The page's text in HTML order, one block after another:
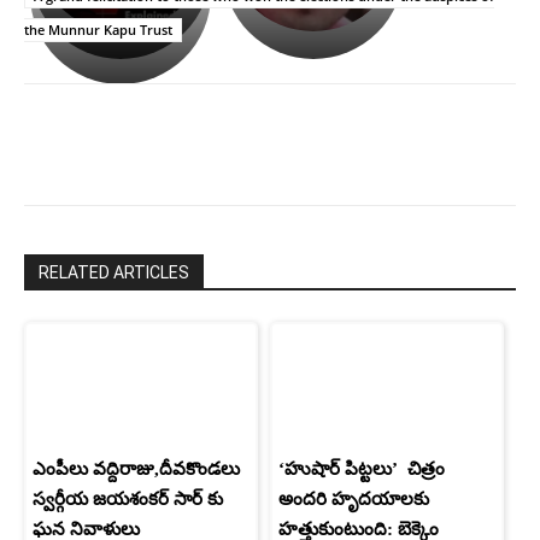
హీరోయిన్‏గా
శ్రీనిధి
ఉపాసన..
పాపం
రామ్
the Munnur Kapu Trust
RELATED ARTICLES
ఎంపీలు వద్దిరాజు,దీవకొండలు
స్వర్గీయ జయశంకర్ సార్ కు
ఘన నివాళులు
‘హుషార్‌ పిట్టలు’ చిత్రం
అందరి హృదయాలకు
హత్తుకుంటుంది: బెక్కెం